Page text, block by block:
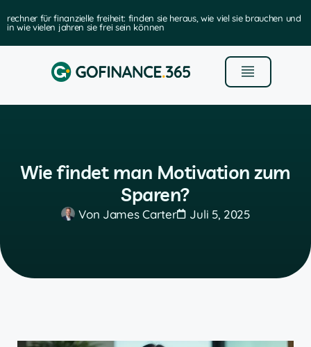
rechner für finanzielle freiheit: finden sie heraus, wie viel sie brauchen und
in wie vielen jahren sie frei sein können
Wie findet man Motivation zum
Sparen?
Von James Carter Juli 5, 2025